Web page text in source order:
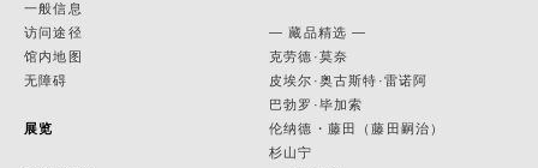
一般信息
访问途径
馆内地图
无障碍
展览
— 藏品精选 —
克劳德·莫奈
皮埃尔·奥古斯特·雷诺阿
巴勃罗·毕加索
伦纳德・藤田（藤田嗣治）
杉山宁